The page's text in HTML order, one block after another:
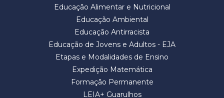
Educação Alimentar e Nutricional
Educação Ambiental
Educação Antirracista
Educação de Jovens e Adultos - EJA
Etapas e Modalidades de Ensino
Expedição Matemática
Formação Permanente
LEIA+ Guarulhos